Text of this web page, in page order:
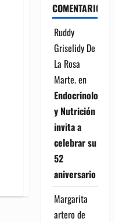
COMENTARIOS
Ruddy
Griselidy De
La Rosa
Marte.en
Endocrinología
y Nutrición
invita a
celebrar su
52
aniversario
Margarita
artero de